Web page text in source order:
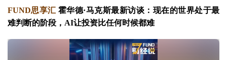
FUND思享汇 霍华德·马克斯最新访谈：现在的世界处于最
难判断的阶段，AI让投资比任何时候都难